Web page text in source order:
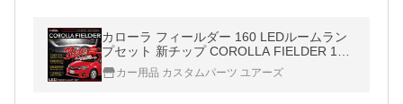
カローラ フィールダー 160 LEDルームラン
プセット 新チップ COROLLA FIELDER 160
系 トヨタ TOYOTA 専用工具付
カー用品 カスタムパーツ ユアーズ